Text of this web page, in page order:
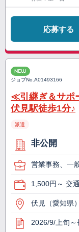
応募する
NEW
ジョブNo.A01493166
≪引継ぎ＆サポ
伏見駅徒歩1分♪
派遣
非公開
営業事務、一
1,500円～ 交
伏見（愛知県
2026/9/上旬～